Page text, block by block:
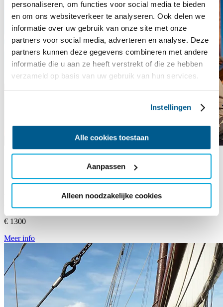
personaliseren, om functies voor social media te bieden
en om ons websiteverkeer te analyseren. Ook delen we
informatie over uw gebruik van onze site met onze
partners voor social media, adverteren en analyse. Deze
partners kunnen deze gegevens combineren met andere
informatie die u aan ze heeft verstrekt of die ze hebben
verzameld op basis van uw gebruik van hun services.
Instellingen
Alle cookies toestaan
Aanpassen
Alleen noodzakelijke cookies
Volgeboekt
08 aug t/m 14 aug
De wind in je haren, de zon op je gezicht en het klotsende water
tegen de boeg van de Lutgerdina. Bij SailWise ervaar je de vrijheid
€ 1300
Meer info